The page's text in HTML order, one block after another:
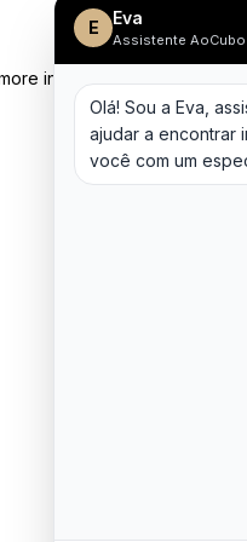
information)
E Eva
Assistente AoCubo
Olá! Sou a Eva,
ajudar a encontrar
você com um